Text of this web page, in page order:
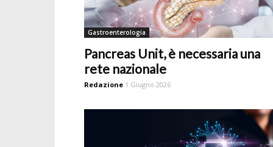
Gastroenterologia
Pancreas Unit, è necessaria una
rete nazionale
Redazione 1 Giugno 2026